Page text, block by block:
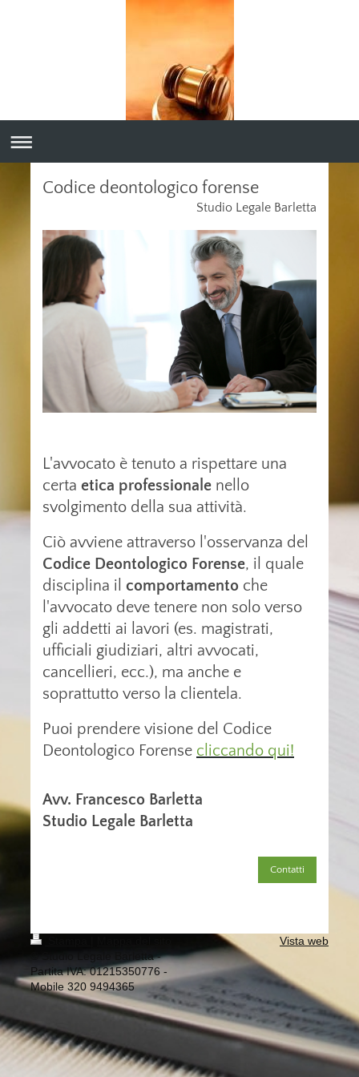
Codice deontologico forense
Studio Legale Barletta
L'avvocato è tenuto a rispettare una
certa etica professionale nello
svolgimento della sua attività.
Ciò avviene attraverso l'osservanza del
Codice Deontologico Forense, il quale
disciplina il comportamento che
l'avvocato deve tenere non solo verso
gli addetti ai lavori (es. magistrati,
ufficiali giudiziari, altri avvocati,
cancellieri, ecc.), ma anche e
soprattutto verso la clientela.
Puoi prendere visione del Codice
Deontologico Forense cliccando qui!
Avv. Francesco Barletta
Studio Legale Barletta
Contatti
© Studio Legale Barletta -
Partita IVA: 01215350776 -
Mobile 320 9494365
Vista web